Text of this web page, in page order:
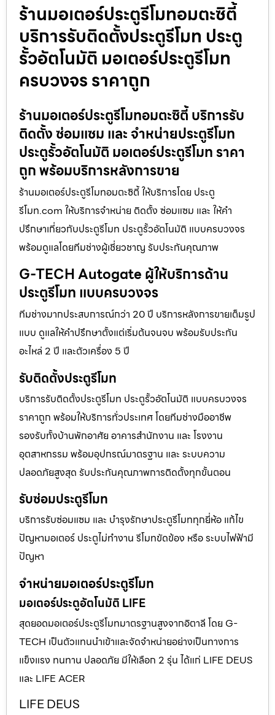
ร้านมอเตอร์ประตูรีโมทอมตะซิตี้
บริการรับติดตั้งประตูรีโมท ประตู
รั้วอัตโนมัติ มอเตอร์ประตูรีโมท
ครบวงจร ราคาถูก
ร้านมอเตอร์ประตูรีโมทอมตะซิตี้ บริการรับ
ติดตั้ง ซ่อมแซม และ จำหน่ายประตูรีโมท
ประตูรั้วอัตโนมัติ มอเตอร์ประตูรีโมท ราคา
ถูก พร้อมบริการหลังการขาย
ร้านมอเตอร์ประตูรีโมทอมตะซิตี้ ให้บริการโดย ประตู
รีโมท.com ให้บริการจำหน่าย ติดตั้ง ซ่อมแซม และ ให้คำ
ปรึกษาเกี่ยวกับประตูรีโมท ประตูรั้วอัตโนมัติ แบบครบวงจร
พร้อมดูแลโดยทีมช่างผู้เชี่ยวชาญ รับประกันคุณภาพ
G-TECH Autogate ผู้ให้บริการด้าน
ประตูรีโมท แบบครบวงจร
ทีมช่างมากประสบการณ์กว่า 20 ปี บริการหลังการขายเต็มรูป
แบบ ดูแลให้คำปรึกษาตั้งแต่เริ่มต้นจนจบ พร้อมรับประกัน
อะไหล่ 2 ปี และตัวเครื่อง 5 ปี
รับติดตั้งประตูรีโมท
บริการรับติดตั้งประตูรีโมท ประตูรั้วอัตโนมัติ แบบครบวงจร
ราคาถูก พร้อมให้บริการทั่วประเทศ โดยทีมช่างมืออาชีพ
รองรับทั้งบ้านพักอาศัย อาคารสำนักงาน และ โรงงาน
อุตสาหกรรม พร้อมอุปกรณ์มาตรฐาน และ ระบบความ
ปลอดภัยสูงสุด รับประกันคุณภาพการติดตั้งทุกขั้นตอน
รับซ่อมประตูรีโมท
บริการรับซ่อมแซม และ บำรุงรักษาประตูรีโมททุกยี่ห้อ แก้ไข
ปัญหามอเตอร์ ประตูไม่ทำงาน รีโมทขัดข้อง หรือ ระบบไฟฟ้ามี
ปัญหา
จำหน่ายมอเตอร์ประตูรีโมท
มอเตอร์ประตูอัตโนมัติ LIFE
สุดยอดมอเตอร์ประตูรีโมทมาตรฐานสูงจากอิตาลี โดย G-
TECH เป็นตัวแทนนำเข้าและจัดจำหน่ายอย่างเป็นทางการ
แข็งแรง ทนทาน ปลอดภัย มีให้เลือก 2 รุ่น ได้แก่ LIFE DEUS
และ LIFE ACER
LIFE DEUS